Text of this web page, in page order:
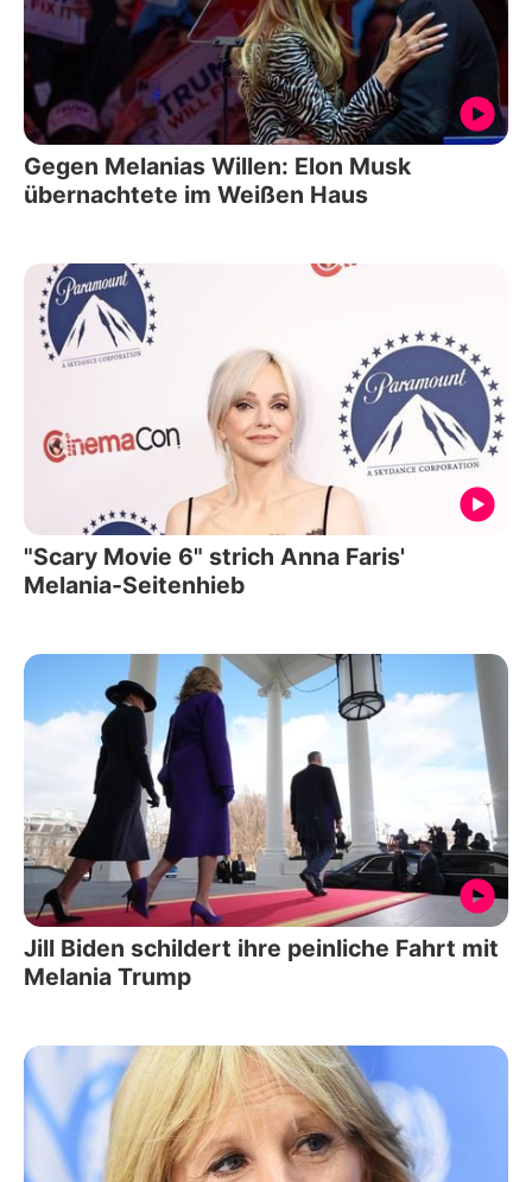
Gegen Melanias Willen: Elon Musk
übernachtete im Weißen Haus
"Scary Movie 6" strich Anna Faris'
Melania-Seitenhieb
Jill Biden schildert ihre peinliche Fahrt mit
Melania Trump